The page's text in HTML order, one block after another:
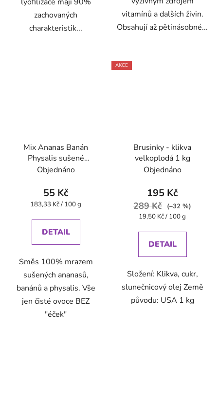
zachovaných
charakteristik...
vitamínů a dalších živin.
Obsahují až pětinásobné...
Mix Ananas Banán
Physalis sušené
mrazem 30 g VitaCup
Objednáno
55 Kč
Měrná
183,33 Kč / 100 g
DETAIL
Směs 100% mrazem
sušených ananasů,
banánů a physalis. Vše
jen čisté ovoce BEZ
"éček"
AKCE
Brusinky - klikva
velkoplodá 1 kg
Objednáno
195 Kč
289 Kč
(–32 %)
Měrná
19,50 Kč / 100 g
DETAIL
Složení: Klikva, cukr,
slunečnicový olej Země
původu: USA 1 kg